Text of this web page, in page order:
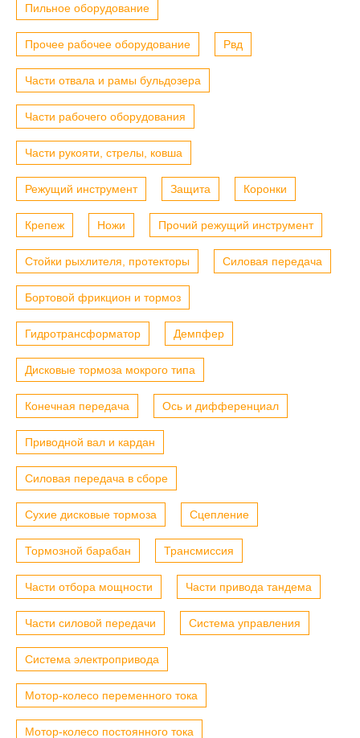
Пильное оборудование
Прочее рабочее оборудование Рвд
Части отвала и рамы бульдозера
Части рабочего оборудования
Части рукояти, стрелы, ковша
Режущий инструмент Защита Коронки
Крепеж Ножи Прочий режущий инструмент
Стойки рыхлителя, протекторы Силовая передача
Бортовой фрикцион и тормоз
Гидротрансформатор Демпфер
Дисковые тормоза мокрого типа
Конечная передача Ось и дифференциал
Приводной вал и кардан
Силовая передача в сборе
Сухие дисковые тормоза Сцепление
Тормозной барабан Трансмиссия
Части отбора мощности Части привода тандема
Части силовой передачи Система управления
Система электропривода
Мотор-колесо переменного тока
Мотор-колесо постоянного тока